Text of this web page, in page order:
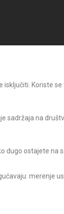
Koriste
sadržaja na
ostajete
merenje